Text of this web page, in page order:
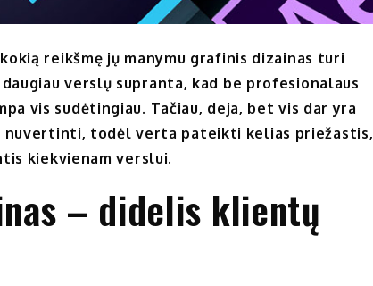
reikšmę jų manymu grafinis dizainas turi
verslų supranta, kad be profesionalaus
vis sudėtingiau. Tačiau, deja, bet vis dar yra
nuvertinti, todėl verta pateikti kelias priežastis,
kiekvienam verslui.
– didelis klientų